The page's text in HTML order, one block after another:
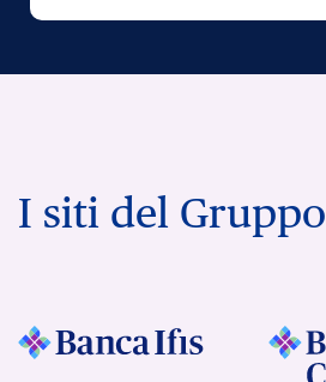
I siti del Gruppo